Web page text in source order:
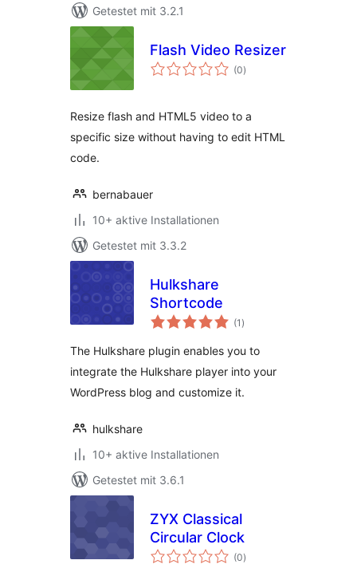
Getestet mit 3.2.1
Flash Video Resizer
(0Bewertungen
gesamt
)
Resize flash and HTML5 video to a
specific size without having to edit HTML
code.
bernabauer
10+ aktive Installationen
Getestet mit 3.3.2
Hulkshare
Shortcode
(1 Bewertungen
gesamt
)
The Hulkshare plugin enables you to
integrate the Hulkshare player into your
WordPress blog and customize it.
hulkshare
10+ aktive Installationen
Getestet mit 3.6.1
ZYX Classical
Circular Clock
(0Bewertungen
gesamt
)